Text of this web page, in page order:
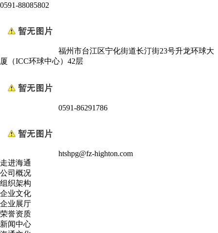
0591-88085802
福州市台江区宁化街道长汀街23号升龙环球大
厦（ICC环球中心）42层
0591-86291786
htshpg@fz-highton.com
走进海通
公司概况
组织架构
企业文化
企业展厅
荣誉资质
新闻中心